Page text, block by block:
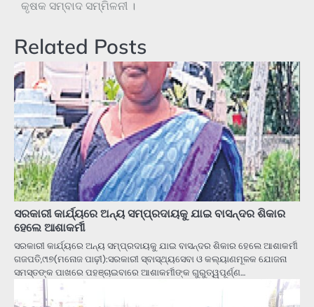
କୃଷକ ସମ୍ବାଦ ସମ୍ମିଳନୀ ।
Related Posts
ସରକାରୀ କାର୍ଯ୍ୟରେ ଅନ୍ୟ ସମ୍ପ୍ରଦାୟକୁ ଯାଇ ବାସନ୍ଦର ଶିକାର
ହେଲେ ଆଶାକର୍ମୀ
ସରକାରୀ କାର୍ଯ୍ୟରେ ଅନ୍ୟ ସମ୍ପ୍ରଦାୟକୁ ଯାଇ ବାସନ୍ଦର ଶିକାର ହେଲେ ଆଶାକର୍ମୀ
ଗଜପତି,୯ା୭(ମନୋଜ ପାଢ଼ୀ):ସରକାରୀ ସ୍ବାସ୍ଥ୍ୟସେବା ଓ କଲ୍ୟାଣମୂଳକ ଯୋଜନା
ସମସ୍ତଙ୍କ ପାଖରେ ପହଞ୍ଚାଇବାରେ ଆଶାକର୍ମୀଙ୍କ ଗୁରୁତ୍ୱପୂର୍ଣ୍ଣ…